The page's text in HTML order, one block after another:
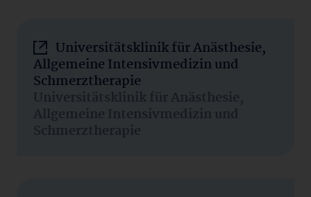
Universitätsklinik für Anästhesie,
Allgemeine Intensivmedizin und
Schmerztherapie
Universitätsklinik für Anästhesie,
Allgemeine Intensivmedizin und
Schmerztherapie